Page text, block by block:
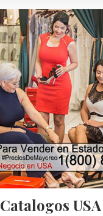
Catalogos USA